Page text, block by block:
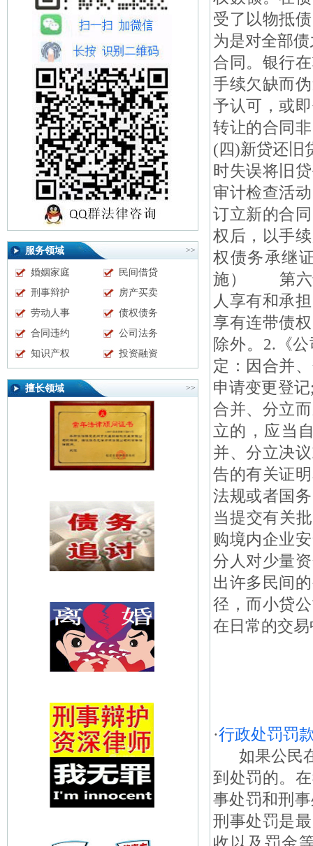
服务领域 >>
婚姻家庭
民间借贷
刑事辩护
房产买卖
劳动人事
债权债务
合同违约
公司法务
知识产权
投资融资
擅长领域 >>
受了以物抵
为是对全部
合同。银行
手续欠缺而
予认可，或
转让的合同
(四)新贷还旧
时失误将旧
审计检查活
订立新的合
权后，以手
权债务承继
施） 第六十
人享有和承
享有连带债
除外。2.《
定：因合并
申请变更登
合并、分立
立的，应当
并、分立决
告的有关证
法规或者国
当提交有关
购境内企业
分人对少量
出许多民间
径，而小贷
在日常的交
·行政处罚罚
如果公民在
到处罚的。
事处罚和刑
刑事处罚是